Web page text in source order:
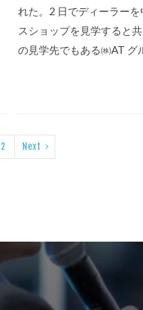
れた。2 日でディーラー
スショップを見学すると
の見学先でもある㈱AT グ
2 Next